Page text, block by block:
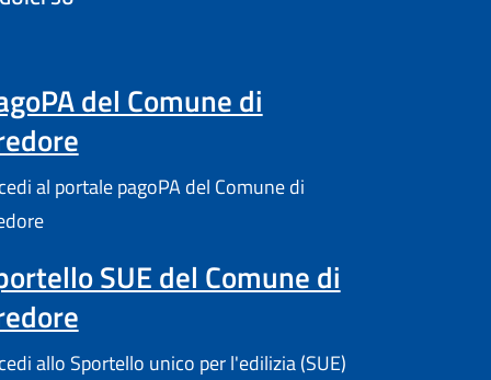
in un'altra scheda).
del Comune di
al portale pagoPA del Comune di
SUE del Comune di
allo Sportello unico per l'edilizia (SUE)